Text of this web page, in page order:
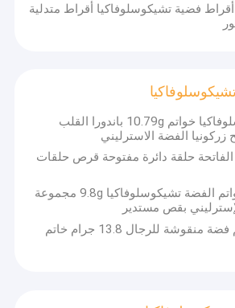
مطلية بالذهب 925 أقراط فضية تشيكوسلوفاكيا أقراط متدلية
925 الفضة تشيكوسلوفاكيا خواتم 10.79g باندورا القلب
الفضة الاسترليني
الفاتحة حلقة دائرة مفتوحة قرص حلقات
AAA الصف 925 خواتم الفضة تشيكوسلوفاكيا 9.8g مجموعة
بقص مستدير
مكعب زركونيا خواتم فضة منقوشة للرجال 13.8 جرام خاتم